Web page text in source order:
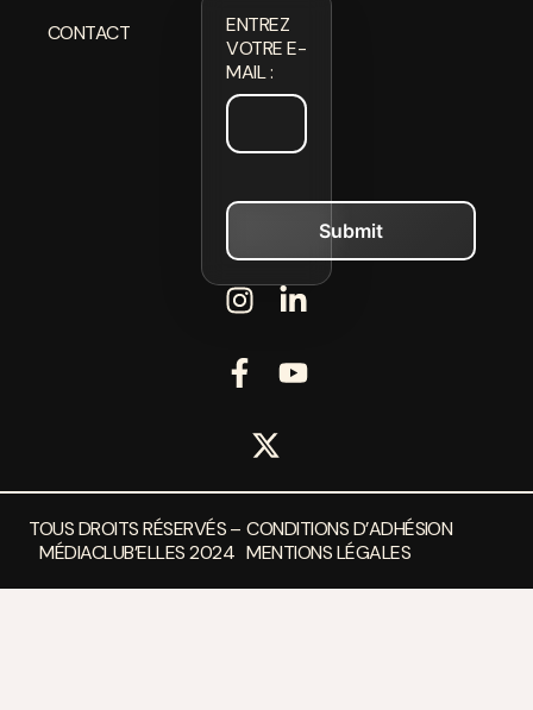
CONTACT
ENTREZ
VOTRE E-
MAIL :
TOUS DROITS RÉSERVÉS –
MÉDIACLUB’ELLES 2024
CONDITIONS D’ADHÉSION
MENTIONS LÉGALES